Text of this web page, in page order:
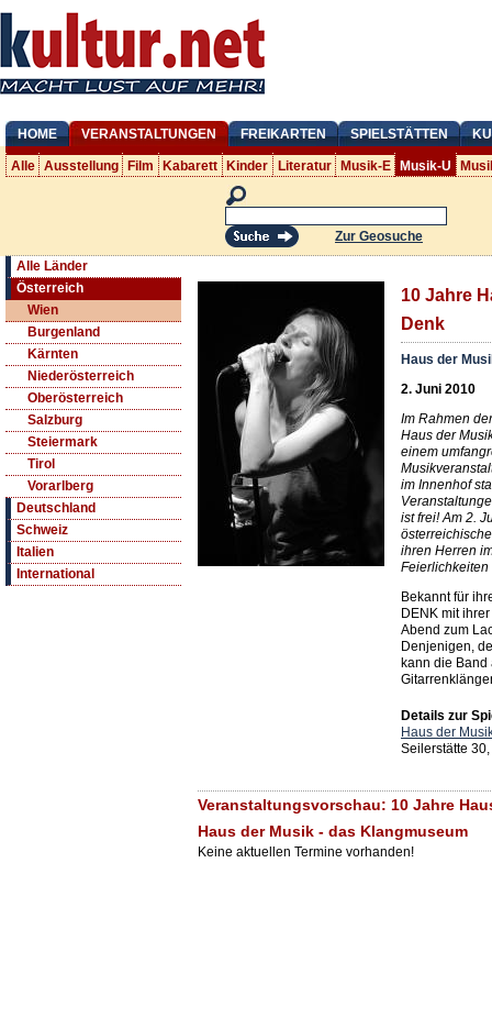
HOME VERANSTALTUNGEN FREIKARTEN SPIELSTÄTTEN
Alle Ausstellung Film Kabarett Kinder Literatur Musik-E Musik-U
Zur Geosuche
Alle Länder
Österreich
Wien
Burgenland
Kärnten
Niederösterreich
Oberösterreich
Salzburg
Steiermark
Tirol
Vorarlberg
Deutschland
Schweiz
Italien
International
10 Jahre
Denk
Haus der
2. Juni 2010
Im Rahmen
Haus der
einem
im Innenhof
ist frei! Am 2.
ihren Herren
Feierlichkeiten
Bekannt für
DENK mit
Abend zum
Denjenigen,
kann die Band
Details zur
Haus der
Seilerstätte
Veranstaltungsvorschau: 10 Jahre
Haus der Musik - das Klangmuseum
Keine aktuellen Termine vorhanden!